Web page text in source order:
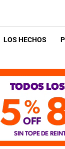
LOS HECHOS